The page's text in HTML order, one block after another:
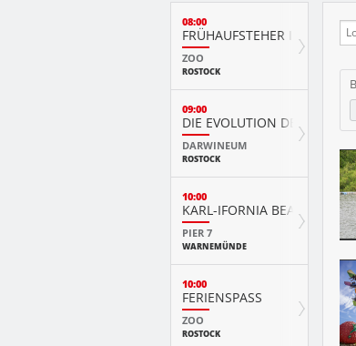
08:00
FRÜHAUFSTEHER IM ZOO
ZOO
ROSTOCK
09:00
DIE EVOLUTION DER TIERE
DARWINEUM
ROSTOCK
10:00
KARL-IFORNIA BEACH
PIER 7
WARNEMÜNDE
10:00
FERIENSPASS
ZOO
ROSTOCK